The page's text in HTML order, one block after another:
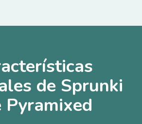
de Sprunki
Pyramixed